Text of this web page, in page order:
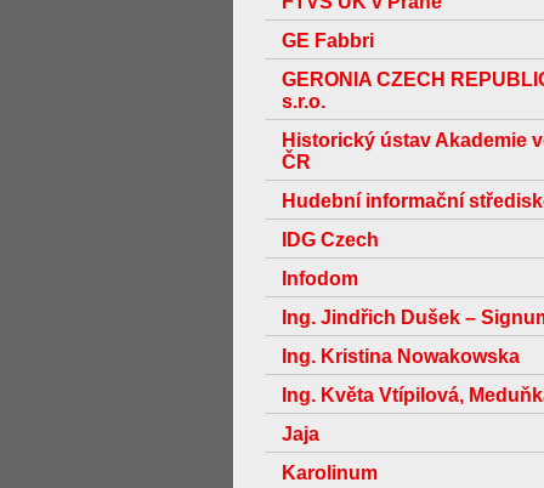
GE Fabbri
GERONIA CZECH
s.r.o.
Historický ústav Akademie
ČR
Hudební informační
IDG Czech
Infodom
Ing. Jindřich Dušek –
Ing. Kristina Nowakowska
Ing. Květa Vtípilová,
Jaja
Karolinum